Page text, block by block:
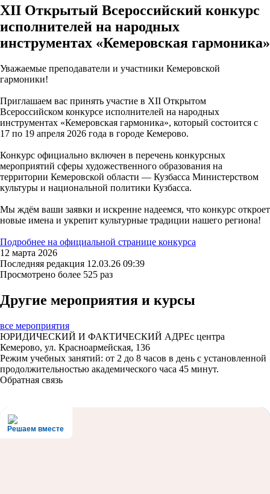
XII Открытый Всероссийский конкурс
исполнителей на народных
инструментах «Кемеровская гармоника»
Уважаемые преподаватели и участники Кемеровской
гармоники!
Приглашаем вас принять участие в XII Открытом
Всероссийском конкурсе исполнителей на народных
инструментах «Кемеровская гармоника», который состоится с
17 по 19 апреля 2026 года в городе Кемерово.
Конкурс официально включен в перечень конкурсных
мероприятий сферы художественного образования на
территории Кемеровской области — Кузбасса Министерством
культуры и национальной политики Кузбасса.
Мы ждём ваши заявки и искренне надеемся, что конкурс откроет
новые имена и укрепит культурные традиции нашего региона!
Подробнее на официальной странице конкурса
12 марта 2026
Последняя редакция 12.03.26 09:39
Просмотрено более 525 раз
Другие мероприятия и курсы
все мероприятия
ЮРИДИЧЕСКИЙ И ФАКТИЧЕСКИЙ АДРЕс центра
Кемерово, ул. Красноармейская, 136
Режим учебных занятий: от 2 до 8 часов в день с установленной
продолжительностью академического часа 45 минут.
Обратная связь
Решаем вместе